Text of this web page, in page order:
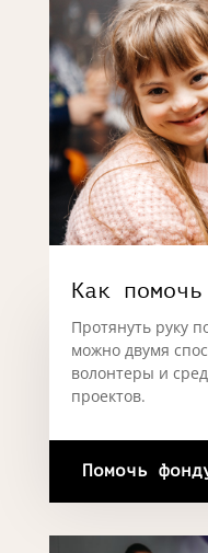
Как
Протянуть руку
можно двумя
волонтеры и
проектов.
Помочь